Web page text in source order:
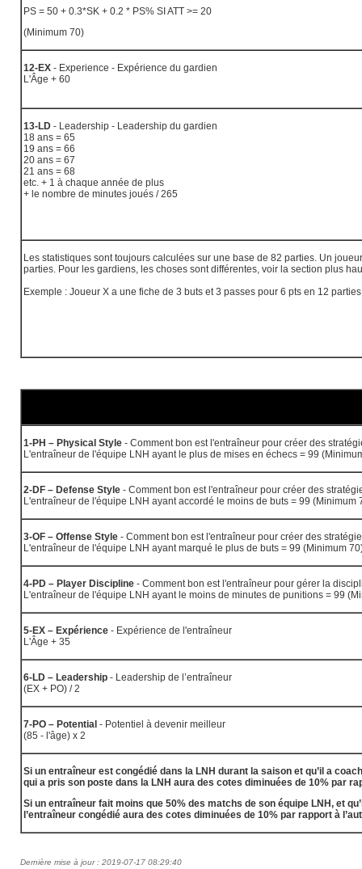
PS = 50 + 0.3*SK + 0.2 * PS% SI ATT >= 20
(Minimum 70)
12-EX - Experience - Expérience du gardien
L'Âge + 60
13-LD - Leadership - Leadership du gardien
18 ans = 65
19 ans = 66
20 ans = 67
21 ans = 68
etc. + 1 à chaque année de plus
+ le nombre de minutes joués / 265
Les statistiques sont toujours calculées sur une base de 82 parties. Un
parties. Pour les gardiens, les choses sont différentes, voir la section plus
Exemple : Joueur X a une fiche de 3 buts et 3 passes pour 6 pts en 12
1-PH – Physical Style - Comment bon est l'entraîneur pour créer des
L'entraîneur de l'équipe LNH ayant le plus de mises en échecs = 99
2-DF – Defense Style - Comment bon est l'entraîneur pour créer des
L'entraîneur de l'équipe LNH ayant accordé le moins de buts = 99 (Minimum
3-OF – Offense Style - Comment bon est l'entraîneur pour créer des
L'entraîneur de l'équipe LNH ayant marqué le plus de buts = 99 (Minimum
4-PD – Player Discipline - Comment bon est l'entraîneur pour gérer la
L'entraîneur de l'équipe LNH ayant le moins de minutes de punitions = 99
5-EX – Expérience - Expérience de l'entraîneur
L'Âge + 35
6-LD – Leadership - Leadership de l’entraîneur
(EX + PO) / 2
7-PO – Potential - Potentiel à devenir meilleur
(85 - l'âge) x 2
Si un entraîneur est congédié dans la LNH durant la saison et qu’il a
qui a pris son poste dans la LNH aura des cotes diminuées de 10% par
Si un entraîneur fait moins que 50% des matchs de son équipe LNH, et
l’entraîneur congédié aura des cotes diminuées de 10% par rapport à
Dernière mise à jour : 2019-07-17 08:29:40